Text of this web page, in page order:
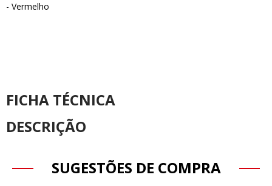
- Vermelho
FICHA TÉCNICA
DESCRIÇÃO
SUGESTÕES DE COMPRA